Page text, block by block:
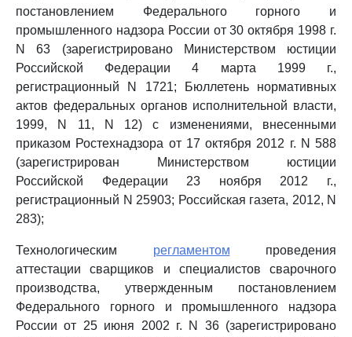
постановлением Федерального горного и
промышленного надзора России от 30 октября 1998 г.
N 63 (зарегистрировано Министерством юстиции
Российской Федерации 4 марта 1999 г.,
регистрационный N 1721; Бюллетень нормативных
актов федеральных органов исполнительной власти,
1999, N 11, N 12) с изменениями, внесенными
приказом Ростехнадзора от 17 октября 2012 г. N 588
(зарегистрирован Министерством юстиции
Российской Федерации 23 ноября 2012 г.,
регистрационный N 25903; Российская газета, 2012, N
283);
Технологическим регламентом проведения
аттестации сварщиков и специалистов сварочного
производства, утвержденным постановлением
Федерального горного и промышленного надзора
России от 25 июня 2002 г. N 36 (зарегистрировано